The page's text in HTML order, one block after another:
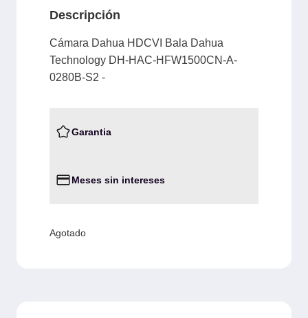
Descripción
Cámara Dahua HDCVI Bala Dahua
Technology DH-HAC-HFW1500CN-A-
0280B-S2 -
Garantia
Meses sin intereses
Agotado